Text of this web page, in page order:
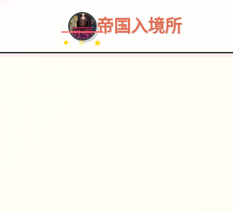
✦ ✧ ★
帝国入境所